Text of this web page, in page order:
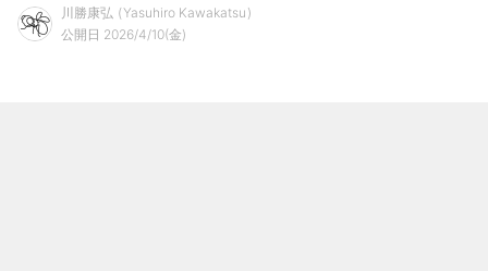
川勝康弘
Yasuhiro Kawakatsu
公開日 2026/4/10(金)